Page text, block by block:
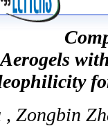
, Zongbin